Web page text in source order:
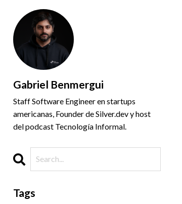
Gabriel Benmergui
Staff Software Engineer en startups
americanas, Founder de Silver.dev y host
del podcast Tecnología Informal.
Tags